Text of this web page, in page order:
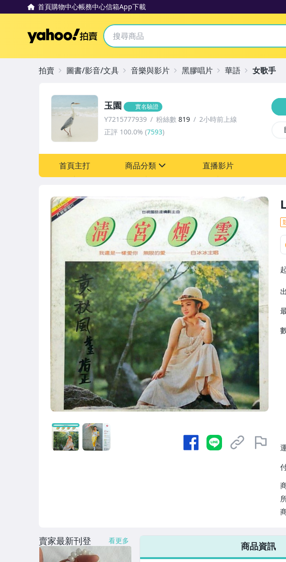
首頁購物中心帳務中心信箱App下載
Yahoo拍賣
玉園 實名驗證
Y7215777939 粉絲數 819
2小時前上線
正評 100.0% (7593)
首頁主打 商品分類
古董、藝術與礦石
偶像、球員卡與郵幣
女裝與服飾配件
手錶與飾品配件
直播影片
拍賣 圖書/影音/文具 音樂與影片 黑膠唱片 華語 女歌手
商品資訊
賣家最新刊登 看更多